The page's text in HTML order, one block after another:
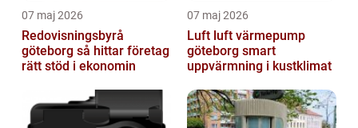
07 maj 2026
Redovisningsbyrå
göteborg så hittar företag
rätt stöd i ekonomin
07 maj 2026
Luft luft värmepump
göteborg smart
uppvärmning i kustklimat